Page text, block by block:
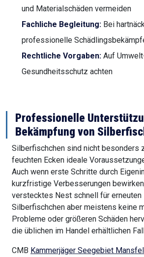
und Materialschäden vermeiden
Fachliche Begleitung: Bei
professionelle
Rechtliche Vorgaben: Auf
Gesundheitsschutz achten
Professionelle
Bekämpfung von
Silberfischchen sind nicht besonders
feuchten Ecken ideale
Auch wenn erste Schritte durch
kurzfristige Verbesserungen
verstecktes Nest schnell für erneuten
Silberfischchen aber meistens keine
Probleme oder größeren Schäden
die üblichen im Handel erhältlichen
CMB Kammerjäger Seegebiet